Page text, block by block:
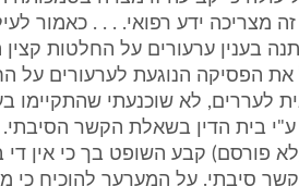
זה מצריכה ידע רפואי. . . . כאמור
בענין ערעורים על החלטות קצין
הפסיקה הנוגעת לערעורים על
לעררים, לא שוכנעתי שהתקיימו
בית הדין בשאלת הקשר
(לא פורסם) קבע השופט בך כי אין
קשר סיבתי. על המערער להוכיח